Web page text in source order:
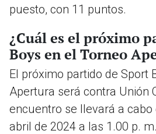
puesto, con 11 puntos.
¿Cuál es el próximo
Boys en el Torneo
El próximo partido de Sport
Apertura será contra Unión
encuentro se llevará a cabo
abril de 2024 a las 1.00 p.